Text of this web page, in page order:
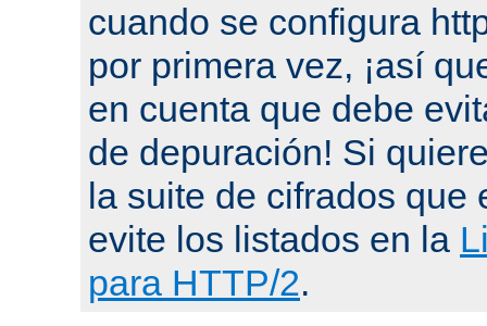
cuando se configura
por primera vez, ¡así
en cuenta que debe
de depuración! Si
la suite de cifrados que
evite los listados en la
para HTTP/2.